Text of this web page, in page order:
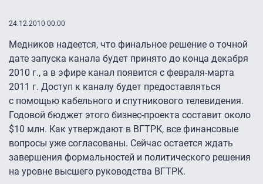
24.12.2010 00:00
Медников надеется, что финальное решение о точной
дате запуска канала будет принято до конца декабря
2010 г., а в эфире канал появится с февраля-марта
2011 г. Доступ к каналу будет предоставляться
с помощью кабельного и спутникового телевидения.
Годовой бюджет этого бизнес-проекта составит около
$10 млн. Как утверждают в ВГТРК, все финансовые
вопросы уже согласованы. Сейчас остается ждать
завершения формальностей и политического решения
на уровне высшего руководства ВГТРК.